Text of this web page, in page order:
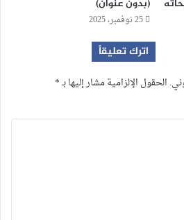
(بدون عنوان)
25 نوفمبر، 2025
اترك تعليقاً
الحقول الإلزامية مشار إليها بـ*